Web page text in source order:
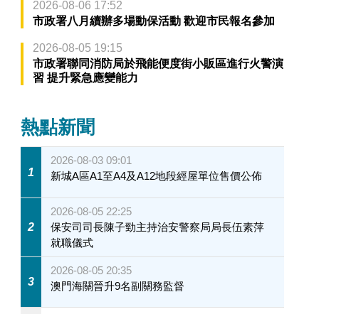
2026-08-06 17:52
市政署八月續辦多場動保活動 歡迎市民報名參加
2026-08-05 19:15
市政署聯同消防局於飛能便度街小販區進行火警演
習 提升緊急應變能力
熱點新聞
1
2026-08-03 09:01
新城A區A1至A4及A12地段經屋單位售價公佈
2
2026-08-05 22:25
保安司司長陳子勁主持治安警察局局長伍素萍
就職儀式
3
2026-08-05 20:35
澳門海關晉升9名副關務監督